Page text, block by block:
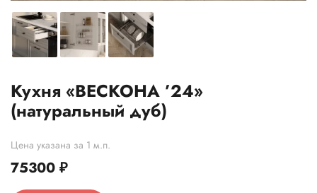
Кухня «ВЕСКОНА ’24»
(натуральный дуб)
Цена указана за 1 м.п.
75300 ₽